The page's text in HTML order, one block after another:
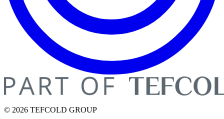
© 2026 TEFCOLD GROUP